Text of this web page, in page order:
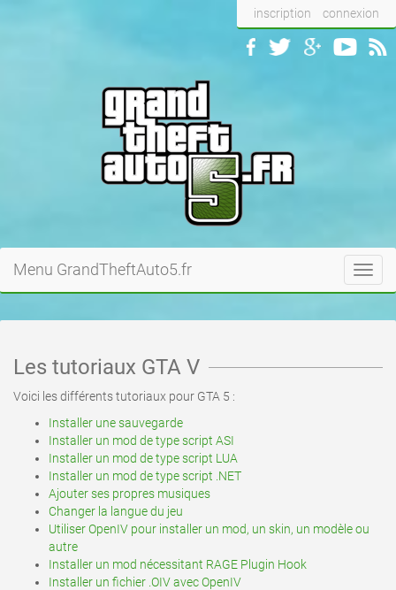
inscription connexion
Menu GrandTheftAuto5.fr
Les tutoriaux GTA V
Voici les différents tutoriaux pour GTA 5 :
Installer une sauvegarde
Installer un mod de type script ASI
Installer un mod de type script LUA
Installer un mod de type script .NET
Ajouter ses propres musiques
Changer la langue du jeu
Utiliser OpenIV pour installer un mod, un skin, un modèle ou
autre
Installer un mod nécessitant RAGE Plugin Hook
Installer un fichier .OIV avec OpenIV